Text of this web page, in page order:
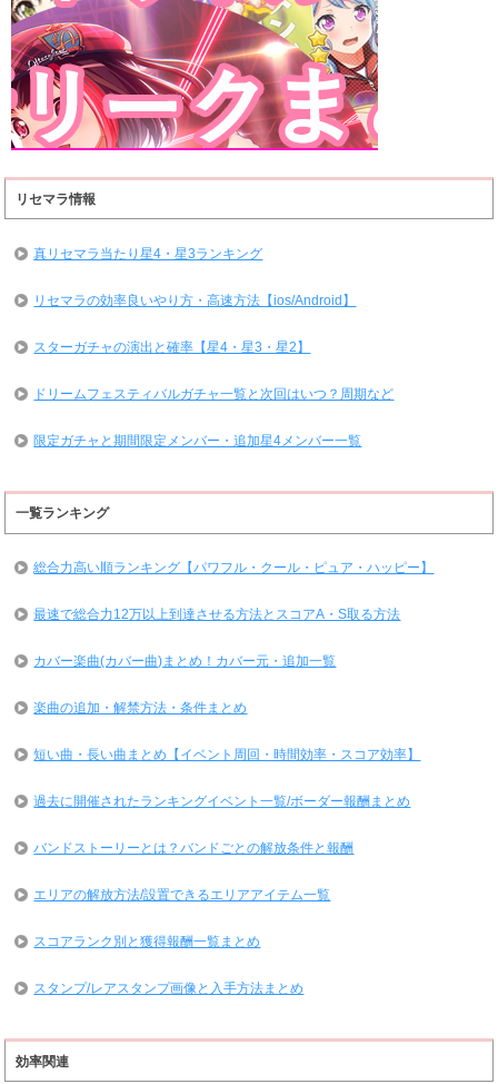
リセマラ情報
真リセマラ当たり星4・星3ランキング
リセマラの効率良いやり方・高速方法【ios/Android】
スターガチャの演出と確率【星4・星3・星2】
ドリームフェスティバルガチャ一覧と次回はいつ？周期など
限定ガチャと期間限定メンバー・追加星4メンバー一覧
一覧ランキング
総合力高い順ランキング【パワフル・クール・ピュア・ハッピー】
最速で総合力12万以上到達させる方法とスコアA・S取る方法
カバー楽曲(カバー曲)まとめ！カバー元・追加一覧
楽曲の追加・解禁方法・条件まとめ
短い曲・長い曲まとめ【イベント周回・時間効率・スコア効率】
過去に開催されたランキングイベント一覧/ボーダー報酬まとめ
バンドストーリーとは？バンドごとの解放条件と報酬
エリアの解放方法/設置できるエリアアイテム一覧
スコアランク別と獲得報酬一覧まとめ
スタンプ/レアスタンプ画像と入手方法まとめ
効率関連